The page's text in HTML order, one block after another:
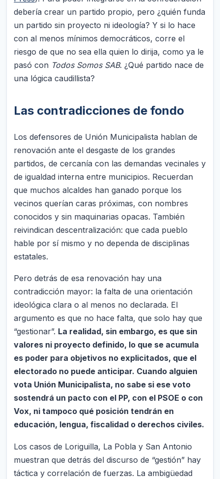
debería crear un partido propio, pero ¿quién funda
un partido sin proyecto ni ideología? Y si lo hace
con al menos mínimos democráticos, corre el
riesgo de que no sea ella quien lo dirija, como ya le
pasó con Todos Somos SAB. ¿Qué partido nace de
una lógica caudillista?
Las contradicciones de fondo
Los defensores de Unión Municipalista hablan de
renovación ante el desgaste de los grandes
partidos, de cercanía con las demandas vecinales y
de igualdad interna entre municipios. Recuerdan
que muchos alcaldes han ganado porque los
vecinos querían caras próximas, con nombres
conocidos y sin maquinarias opacas. También
reivindican descentralización: que cada pueblo
hable por sí mismo y no dependa de disciplinas
estatales.
Pero detrás de esa renovación hay una
contradicción mayor: la falta de una orientación
ideológica clara o al menos no declarada. El
argumento es que no hace falta, que solo hay que
“gestionar”. La realidad, sin embargo, es que sin
valores ni proyecto definido, lo que se acumula
es poder para objetivos no explicitados, que el
electorado no puede anticipar. Cuando alguien
vota Unión Municipalista, no sabe si ese voto
sostendrá un pacto con el PP, con el PSOE o con
Vox, ni tampoco qué posición tendrán en
educación, lengua, fiscalidad o derechos civiles.
Los casos de Loriguilla, La Pobla y San Antonio
muestran que detrás del discurso de “gestión” hay
táctica y correlación de fuerzas. La ambigüedad